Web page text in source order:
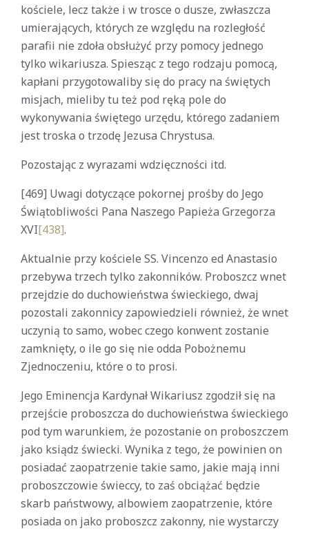
kościele, lecz także i w trosce o dusze, zwłaszcza
umierających, których ze względu na rozległość
parafii nie zdoła obsłużyć przy pomocy jednego
tylko wikariusza. Spiesząc z tego rodzaju pomocą,
kapłani przygotowaliby się do pracy na świętych
misjach, mieliby tu też pod ręką pole do
wykonywania świętego urzędu, którego zadaniem
jest troska o trzodę Jezusa Chrystusa.
Pozostając z wyrazami wdzięczności itd.
[469] Uwagi dotyczące pokornej prośby do Jego
Świątobliwości Pana Naszego Papieża Grzegorza
XVI[438].
Aktualnie przy kościele SS. Vincenzo ed Anastasio
przebywa trzech tylko zakonników. Proboszcz wnet
przejdzie do duchowieństwa świeckiego, dwaj
pozostali zakonnicy zapowiedzieli również, że wnet
uczynią to samo, wobec czego konwent zostanie
zamknięty, o ile go się nie odda Pobożnemu
Zjednoczeniu, które o to prosi.
Jego Eminencja Kardynał Wikariusz zgodził się na
przejście proboszcza do duchowieństwa świeckiego
pod tym warunkiem, że pozostanie on proboszczem
jako ksiądz świecki. Wynika z tego, że powinien on
posiadać zaopatrzenie takie samo, jakie mają inni
proboszczowie świeccy, to zaś obciążać będzie
skarb państwowy, albowiem zaopatrzenie, które
posiada on jako proboszcz zakonny, nie wystarczy